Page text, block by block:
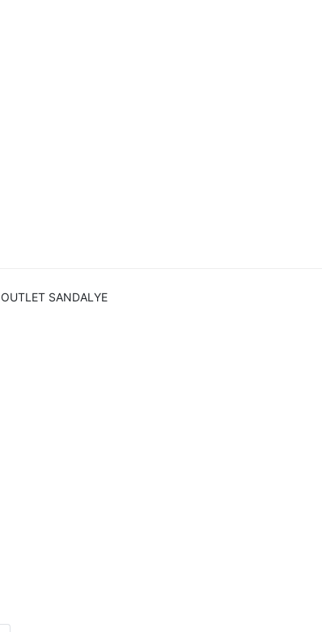
OUTLET SANDALYE